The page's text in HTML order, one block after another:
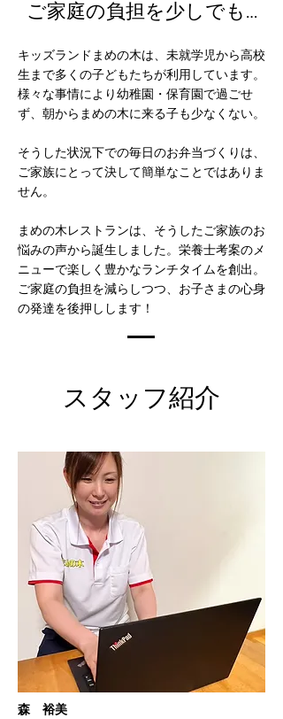
​ご家庭の負担を少しでも…
キッズランドまめの木は、未就学児から高校
生まで多くの子どもたちが利用しています。
様々な事情により幼稚園・保育園で過ごせ
ず、朝からまめの木に来る子も少なくない。
そうした状況下での毎日のお弁当づくりは、
ご家族にとって決して簡単なことではありま
せん。
まめの木レストランは、そうしたご家族のお
悩みの声から誕生しました。栄養士考案のメ
ニューで楽しく豊かなランチタイムを創出。
ご家庭の負担を減らしつつ、お子さまの心身
の発達を後押しします！
スタッフ紹介
森 裕美